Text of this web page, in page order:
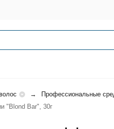
Профессиональные
"Blond Bar", 30г